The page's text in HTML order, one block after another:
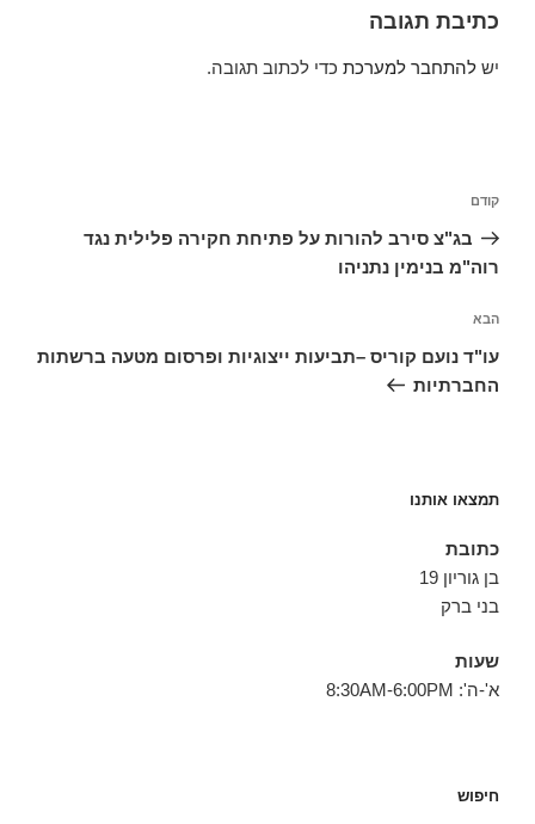
כתיבת תגובה
יש להתחבר למערכת כדי לכתוב תגובה.
הפוסט
הקודם
קודם
בג"צ סירב להורות על פתיחת חקירה פלילית נגד
רוה"מ בנימין נתניהו
הפוסט
הבא
הבא
עו"ד נועם קוריס –תביעות ייצוגיות ופרסום מטעה ברשתות
החברתיות
תמצאו אותנו
כתובת
בן גוריון 19
בני ברק
שעות
א'-ה': 8:30AM-6:00PM
חיפוש